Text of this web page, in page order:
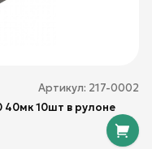
Артикул: 217-0002
10шт в рулоне